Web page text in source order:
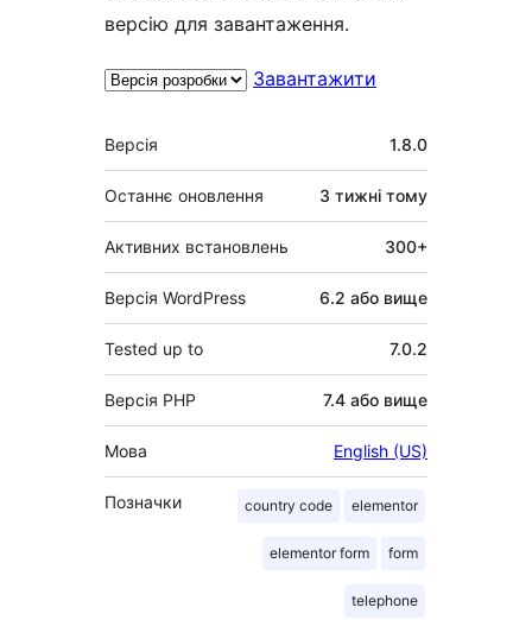
версію для завантаження.
Завантажити
Мета
Версія 1.8.0
Останнє оновлення 3 тижні тому
Активних встановлень 300+
Версія WordPress 6.2 або вище
Tested up to 7.0.2
Версія PHP 7.4 або вище
Мова English (US)
Позначки country code elementor
elementor form form
telephone